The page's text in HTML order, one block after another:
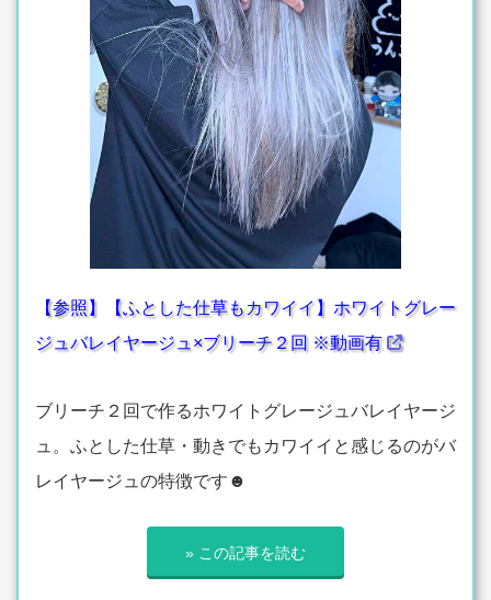
【参照】【ふとした仕草もカワイイ】ホワイトグレー
ジュバレイヤージュ×ブリーチ２回 ※動画有
ブリーチ２回で作るホワイトグレージュバレイヤージ
ュ。ふとした仕草・動きでもカワイイと感じるのがバ
レイヤージュの特徴です☻
» この記事を読む